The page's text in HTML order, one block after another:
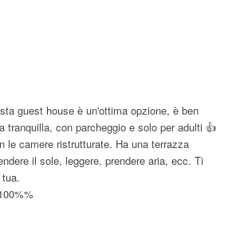
guest house è un'ottima opzione, è ben
tranquilla, con parcheggio e solo per adulti 👍
le camere ristrutturate. Ha una terrazza
il sole, leggere, prendere aria, ecc. Ti